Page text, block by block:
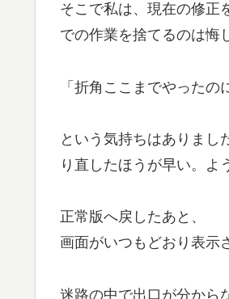
そこで私は、現在の修正
での作業を捨てるのは悔
「折角ここまでやったの
という気持ちはありまし
り直したほうが早い。よ
正常版へ戻したあと、
画面がいつもどおり表示
迷路の中で出口が分から